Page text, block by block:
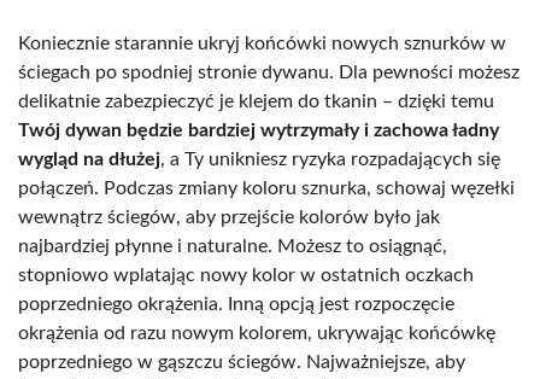
Koniecznie starannie ukryj końcówki nowych sznurków w
ściegach po spodniej stronie dywanu. Dla pewności możesz
delikatnie zabezpieczyć je klejem do tkanin – dzięki temu
Twój dywan będzie bardziej wytrzymały i zachowa ładny
wygląd na dłużej, a Ty unikniesz ryzyka rozpadających się
połączeń. Podczas zmiany koloru sznurka, schowaj węzełki
wewnątrz ściegów, aby przejście kolorów było jak
najbardziej płynne i naturalne. Możesz to osiągnąć,
stopniowo wplatając nowy kolor w ostatnich oczkach
poprzedniego okrążenia. Inną opcją jest rozpoczęcie
okrążenia od razu nowym kolorem, ukrywając końcówkę
poprzedniego w gąszczu ściegów. Najważniejsze, aby